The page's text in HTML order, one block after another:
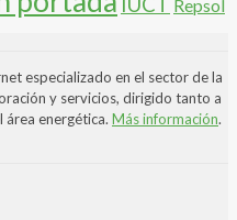
Repsol
especializado en el sector de la
y servicios, dirigido tanto a
área energética. Más información.